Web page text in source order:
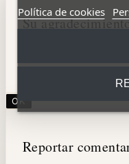
Su
OK
Reportar
Política de cookies